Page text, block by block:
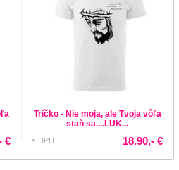
€
Tričko - Nie moja, ale Tvoja vôľa
staň sa....LUK...
s DPH 18.90,- €